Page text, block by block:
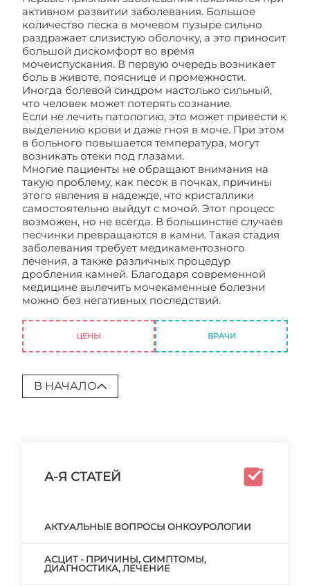
активном развитии заболевания. Большое
количество песка в мочевом пузыре сильно
раздражает слизистую оболочку, а это приносит
большой дискомфорт во время
мочеиспускания. В первую очередь возникает
боль в животе, пояснице и промежности.
Иногда болевой синдром настолько сильный,
что человек может потерять сознание.
Если не лечить патологию, это может привести к
выделению крови и даже гноя в моче. При этом
в больного повышается температура, могут
возникать отеки под глазами.
Многие пациенты не обращают внимания на
такую проблему, как песок в почках, причины
этого явления в надежде, что кристаллики
самостоятельно выйдут с мочой. Этот процесс
возможен, но не всегда. В большинстве случаев
песчинки превращаются в камни. Такая стадия
заболевания требует медикаментозного
лечения, а также различных процедур
дробления камней. Благодаря современной
медицине вылечить мочекаменные болезни
можно без негативных последствий.
ЦЕНЫ ВРАЧИ
В НАЧАЛО
А-Я СТАТЕЙ
АКТУАЛЬНЫЕ ВОПРОСЫ ОНКОУРОЛОГИИ
АСЦИТ - ПРИЧИНЫ, СИМПТОМЫ,
ДИАГНОСТИКА, ЛЕЧЕНИЕ